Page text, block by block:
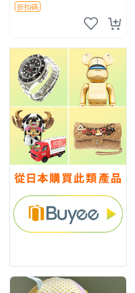
折扣碼